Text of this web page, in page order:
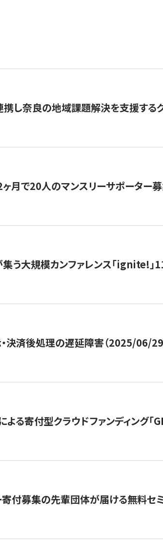
携し奈良の地域課題解決を支援する
ヶ月で20人のマンスリーサポーター
う大規模カンファレンス「ignite!」
・決済後処理の遅延障害（2025/06/29
よる寄付型クラウドファンディング
寄付募集の先輩団体が届ける無料セ